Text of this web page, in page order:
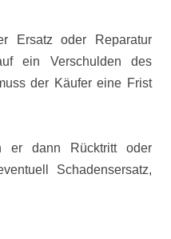
Ersatz oder Reparatur
ein Verschulden des
der Käufer eine Frist
er dann Rücktritt oder
Schadensersatz,